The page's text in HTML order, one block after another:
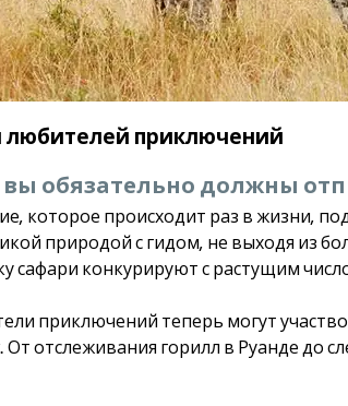
любителей приключений
обязательно должны
которое происходит раз в жизни,
природой с гидом, не выходя из
сафари конкурируют с растущим
приключений теперь могут
отслеживания горилл в Руанде до